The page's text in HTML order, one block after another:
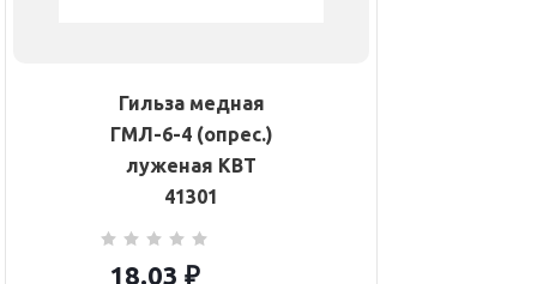
Гильза медная
ГМЛ-6-4 (опрес.)
луженая КВТ
41301
18.03 ₽